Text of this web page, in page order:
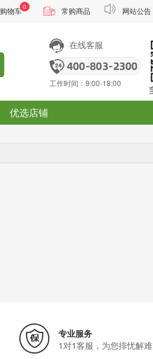
购物车0 常购商品 网站公告
在线客服
工作时间：9:00-18:00
优选店铺
专业服务
1对1客服，为您排忧解难